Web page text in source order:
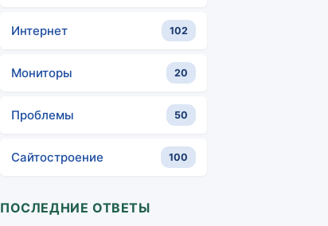
Интернет 102
Мониторы 20
Проблемы 50
Сайтостроение 100
ПОСЛЕДНИЕ ОТВЕТЫ